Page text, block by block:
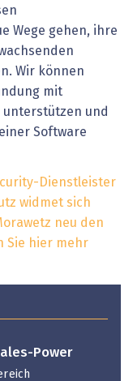
Wege gehen, ihre
Wir können
mit
und
Software
Dienstleister
widmet sich
neu den
Sie hier mehr
Power